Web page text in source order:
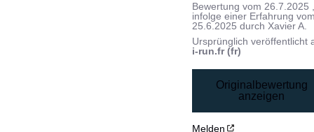
Bewertung vom26.7.2025
infolge einer Erfahrung
25.6.2025 durchXavier A.
Ursprünglich veröffentlicht
i-run.fr (fr)
Originalbewertung
anzeigen
Melden